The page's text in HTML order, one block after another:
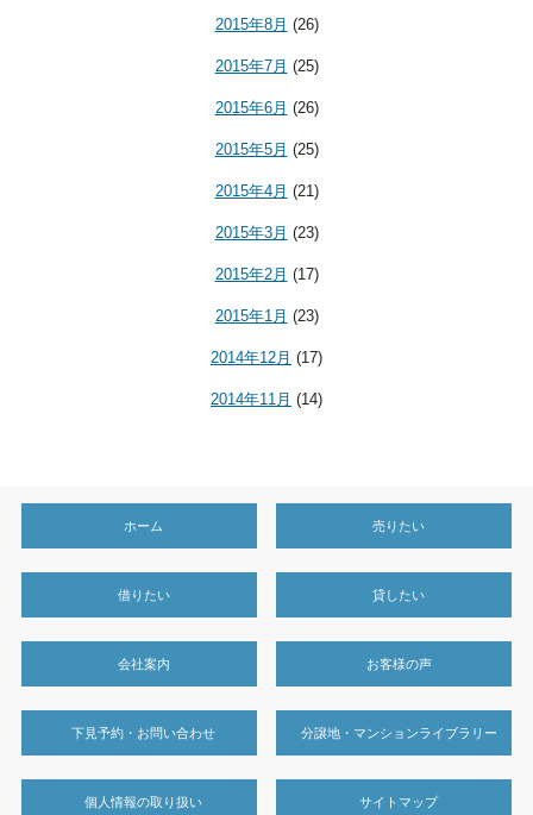
2015年8月 (26)
2015年7月 (25)
2015年6月 (26)
2015年5月 (25)
2015年4月 (21)
2015年3月 (23)
2015年2月 (17)
2015年1月 (23)
2014年12月 (17)
2014年11月 (14)
ホーム 売りたい
借りたい 貸したい
会社案内 お客様の声
下見予約・お問い合わせ 分譲地・マンションライブラリー
個人情報の取り扱い サイトマップ